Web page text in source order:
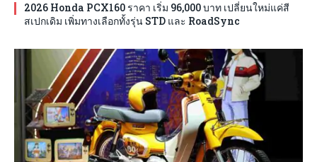
2026 Honda PCX160 ราคา เริ่ม 96,000 บาท เปลี่ยนใหม่แค่สี
สเปกเดิม เพิ่มทางเลือกทั้งรุ่น STD และ RoadSync